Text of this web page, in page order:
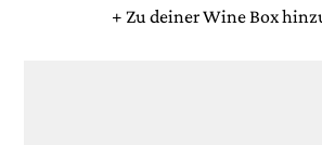
+ Zu deiner Wine Box